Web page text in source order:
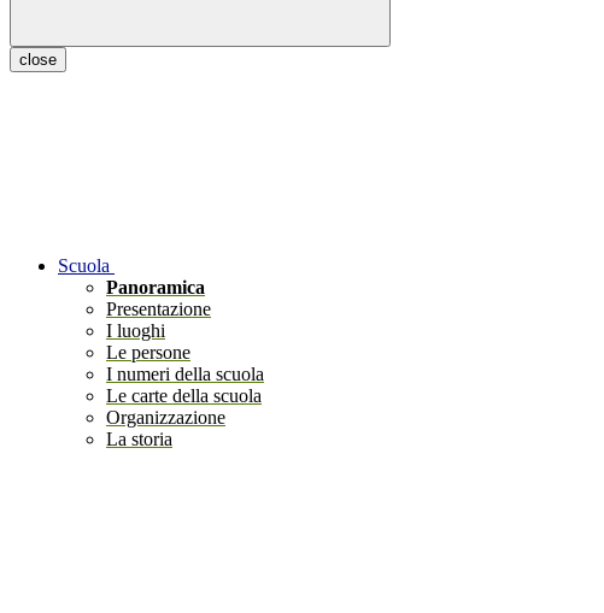
close
Scuola
Panoramica
Presentazione
I luoghi
Le persone
I numeri della scuola
Le carte della scuola
Organizzazione
La storia